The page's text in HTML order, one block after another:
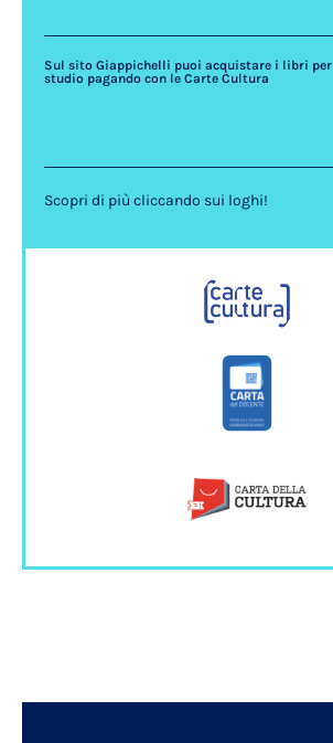
Sul sito Giappichelli puoi acquistare i libri
studio pagando con le Carte Cultura
Scopri di più cliccando sui loghi!